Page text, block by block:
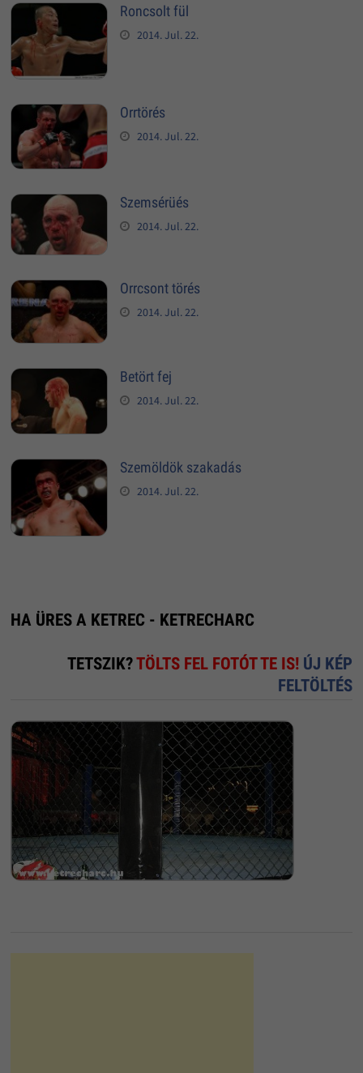
Roncsolt fül
2014. Jul. 22.
Orrtörés
2014. Jul. 22.
Szemsérüés
2014. Jul. 22.
Orrcsont törés
2014. Jul. 22.
Betört fej
2014. Jul. 22.
Szemöldök szakadás
2014. Jul. 22.
HA ÜRES A KETREC - KETRECHARC
TETSZIK?TÖLTS FEL FOTÓT TE IS! ÚJ KÉP
FELTÖLTÉS